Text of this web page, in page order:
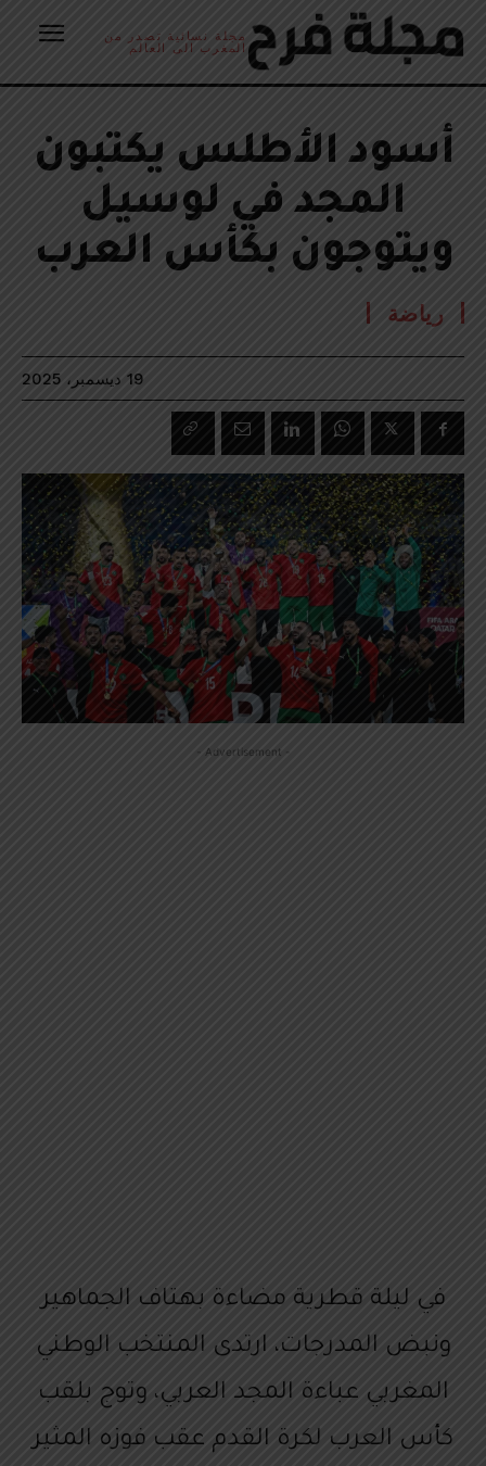
مجلة نسائية تصدر من
المغرب الى العالم
أسود الأطلس يكتبون
المجد في لوسيل
ويتوجون بكأس العرب
رياضة
19 ديسمبر، 2025
- Advertisement -
في ليلة قطرية مضاءة بهتاف الجماهير
ونبض المدرجات، ارتدى المنتخب الوطني
المغربي عباءة المجد العربي، وتوج بلقب
كأس العرب لكرة القدم عقب فوزه المثير